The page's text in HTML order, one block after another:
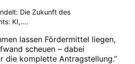
Die Zukunft des
KI,....
lassen Fördermittel liegen,
scheuen – dabei
die komplette Antragstellung.”